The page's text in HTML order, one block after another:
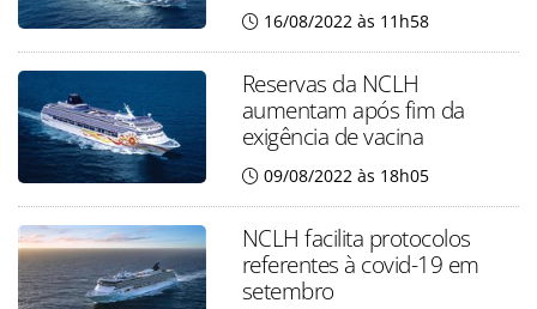
16/08/2022 às 11h58
Reservas da NCLH
aumentam após fim da
exigência de vacina
09/08/2022 às 18h05
NCLH facilita protocolos
referentes à covid-19 em
setembro